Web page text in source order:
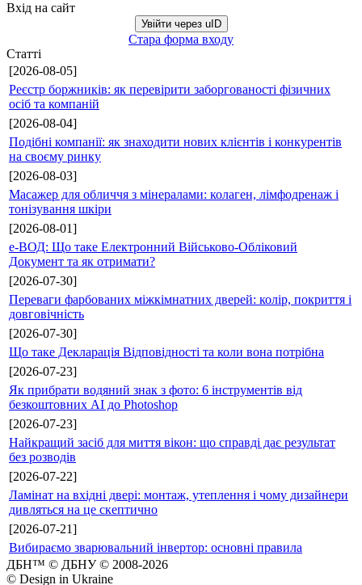
Вхід на сайт
Увійти через uID
Стара форма входу
Статті
[2026-08-05]
Реєстр боржників: як перевірити заборгованості фізичних
осіб та компаній
[2026-08-04]
Подібні компанії: як знаходити нових клієнтів і конкурентів
на своєму ринку
[2026-08-03]
Масажер для обличчя з мінералами: колаген, лімфодренаж і
тонізування шкіри
[2026-08-01]
е-ВОД: Що таке Електронний Військово-Обліковий
Документ та як отримати?
[2026-07-30]
Переваги фарбованих міжкімнатних дверей: колір, покриття і
довговічність
[2026-07-30]
Що таке Декларація Відповідності та коли вона потрібна
[2026-07-23]
Як прибрати водяний знак з фото: 6 інструментів від
безкоштовних AI до Photoshop
[2026-07-23]
Найкращий засіб для миття вікон: що справді дає результат
без розводів
[2026-07-22]
Ламінат на вхідні двері: монтаж, утеплення і чому дизайнери
дивляться на це скептично
[2026-07-21]
Вибираємо зварювальний інвертор: основні правила
ДБН™ © ДБНУ © 2008-2026
© Design in Ukraine